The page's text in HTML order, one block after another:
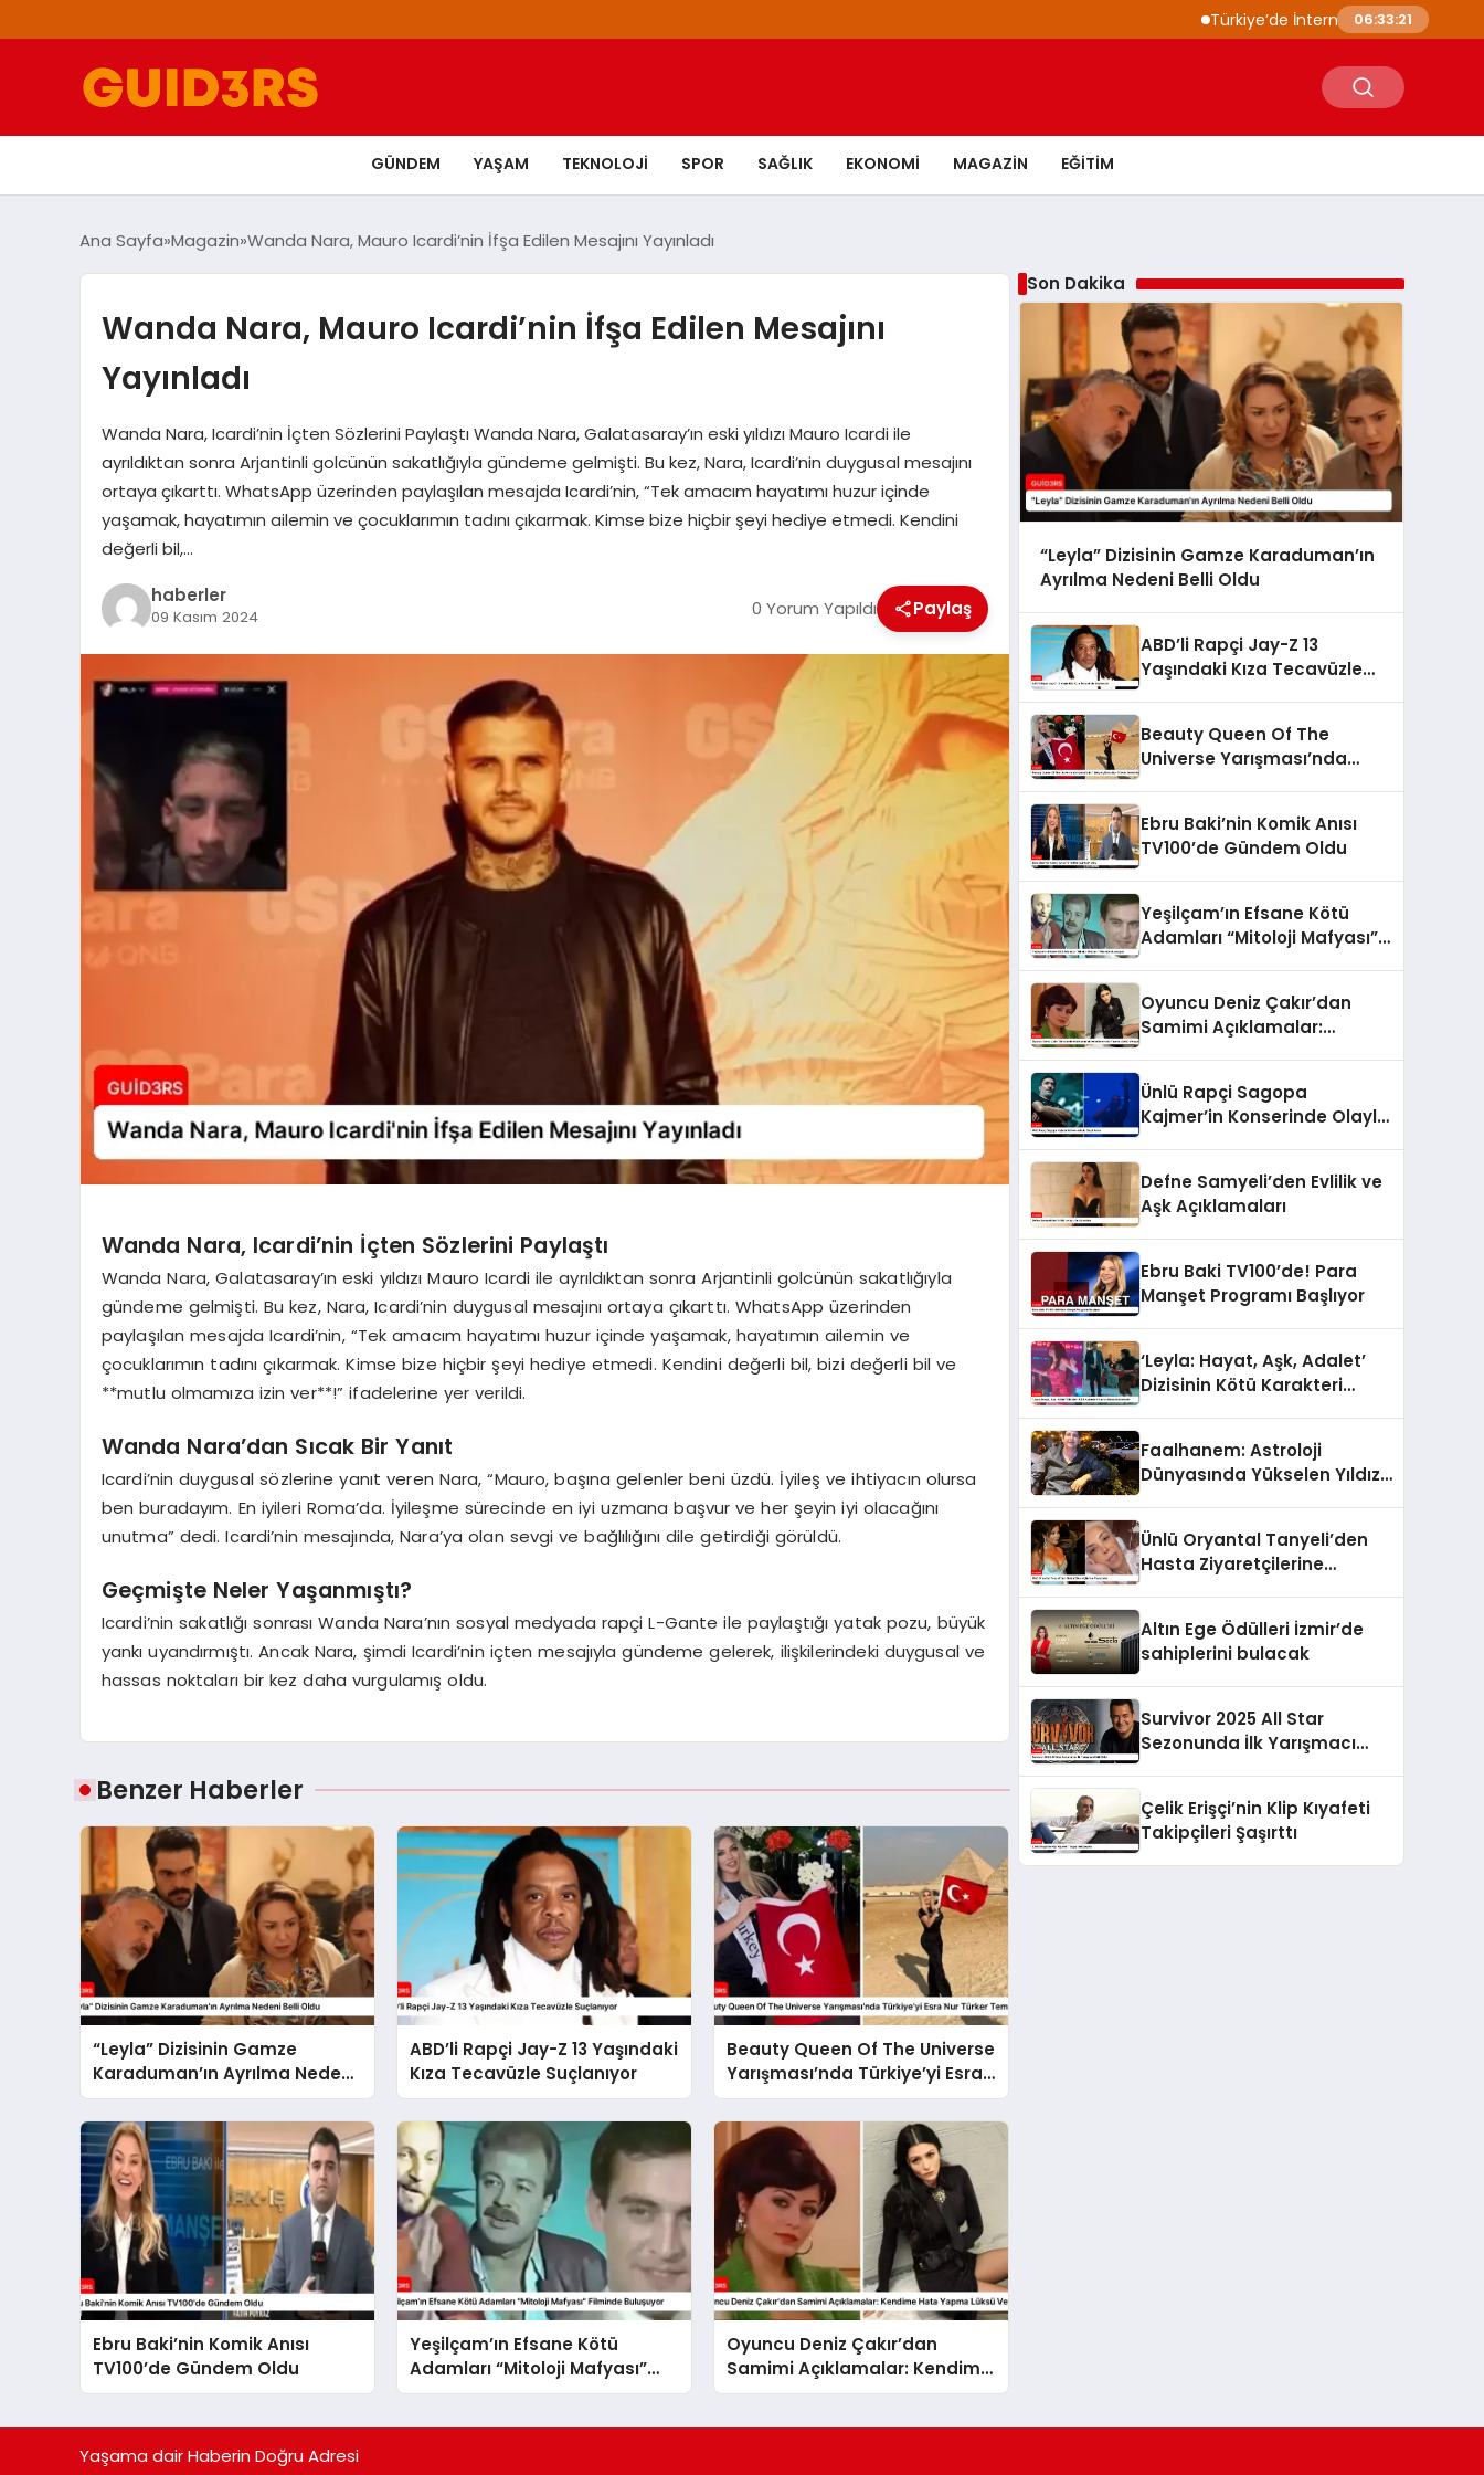
Türkiye’de İnternet Kullanımı Arttı 2026
06:33:22
GÜNDEM YAŞAM TEKNOLOJI SPOR SAĞLIK EKONOMI MAGAZIN EĞITIM
Ana Sayfa Magazin Wanda Nara, Mauro Icardi’nin İfşa Edilen Mesajını Yayınladı
Wanda Nara, Mauro Icardi’nin İfşa Edilen Mesajını
Yayınladı
Wanda Nara, Icardi’nin İçten Sözlerini Paylaştı Wanda Nara, Galatasaray’ın eski yıldızı Mauro Icardi ile
ayrıldıktan sonra Arjantinli golcünün sakatlığıyla gündeme gelmişti. Bu kez, Nara, Icardi’nin duygusal mesajını
ortaya çıkarttı. WhatsApp üzerinden paylaşılan mesajda Icardi’nin, “Tek amacım hayatımı huzur içinde
yaşamak, hayatımın ailemin ve çocuklarımın tadını çıkarmak. Kimse bize hiçbir şeyi hediye etmedi. Kendini
değerli bil,…
haberler
09 Kasım 2024 0 Yorum Yapıldı Paylaş
Wanda Nara, Icardi’nin İçten Sözlerini Paylaştı
Wanda Nara, Galatasaray’ın eski yıldızı Mauro Icardi ile ayrıldıktan sonra Arjantinli golcünün sakatlığıyla
gündeme gelmişti. Bu kez, Nara, Icardi’nin duygusal mesajını ortaya çıkarttı. WhatsApp üzerinden
paylaşılan mesajda Icardi’nin, “Tek amacım hayatımı huzur içinde yaşamak, hayatımın ailemin ve
çocuklarımın tadını çıkarmak. Kimse bize hiçbir şeyi hediye etmedi. Kendini değerli bil, bizi değerli bil ve
**mutlu olmamıza izin ver**!” ifadelerine yer verildi.
Wanda Nara’dan Sıcak Bir Yanıt
Icardi’nin duygusal sözlerine yanıt veren Nara, “Mauro, başına gelenler beni üzdü. İyileş ve ihtiyacın olursa
ben buradayım. En iyileri Roma’da. İyileşme sürecinde en iyi uzmana başvur ve her şeyin iyi olacağını
unutma” dedi. Icardi’nin mesajında, Nara’ya olan sevgi ve bağlılığını dile getirdiği görüldü.
Geçmişte Neler Yaşanmıştı?
Icardi’nin sakatlığı sonrası Wanda Nara’nın sosyal medyada rapçi L-Gante ile paylaştığı yatak pozu, büyük
yankı uyandırmıştı. Ancak Nara, şimdi Icardi’nin içten mesajıyla gündeme gelerek, ilişkilerindeki duygusal ve
hassas noktaları bir kez daha vurgulamış oldu.
Benzer Haberler
“Leyla” Dizisinin Gamze
Karaduman’ın Ayrılma Nedeni
Belli Oldu
ABD’li Rapçi Jay-Z 13 Yaşındaki
Kıza Tecavüzle Suçlanıyor
Beauty Queen Of The Universe
Yarışması’nda Türkiye’yi Esra
Nur Türker Temsil Edecek
Ebru Baki’nin Komik Anısı
TV100’de Gündem Oldu
Yeşilçam’ın Efsane Kötü
Adamları “Mitoloji Mafyası”
Filminde Buluşuyor
Oyuncu Deniz Çakır’dan
Samimi Açıklamalar: Kendime
Hata Yapma Lüksü Veriyorum
Son Dakika
“Leyla” Dizisinin Gamze Karaduman’ın
Ayrılma Nedeni Belli Oldu
ABD’li Rapçi Jay-Z 13
Yaşındaki Kıza Tecavüzle
Beauty Queen Of The
Universe Yarışması’nda
Ebru Baki’nin Komik Anısı
TV100’de Gündem Oldu
Yeşilçam’ın Efsane Kötü
Adamları “Mitoloji Mafyası”
Oyuncu Deniz Çakır’dan
Samimi Açıklamalar:
Ünlü Rapçi Sagopa
Kajmer’in Konserinde Olaylı
Defne Samyeli’den Evlilik ve
Aşk Açıklamaları
Ebru Baki TV100’de! Para
Manşet Programı Başlıyor
‘Leyla: Hayat, Aşk, Adalet’
Dizisinin Kötü Karakteri
Faalhanem: Astroloji
Dünyasında Yükselen Yıldız
Ünlü Oryantal Tanyeli’den
Hasta Ziyaretçilerine
Altın Ege Ödülleri İzmir’de
sahiplerini bulacak
Survivor 2025 All Star
Sezonunda İlk Yarışmacı
Çelik Erişçi’nin Klip Kıyafeti
Takipçileri Şaşırttı
Yaşama dair Haberin Doğru Adresi